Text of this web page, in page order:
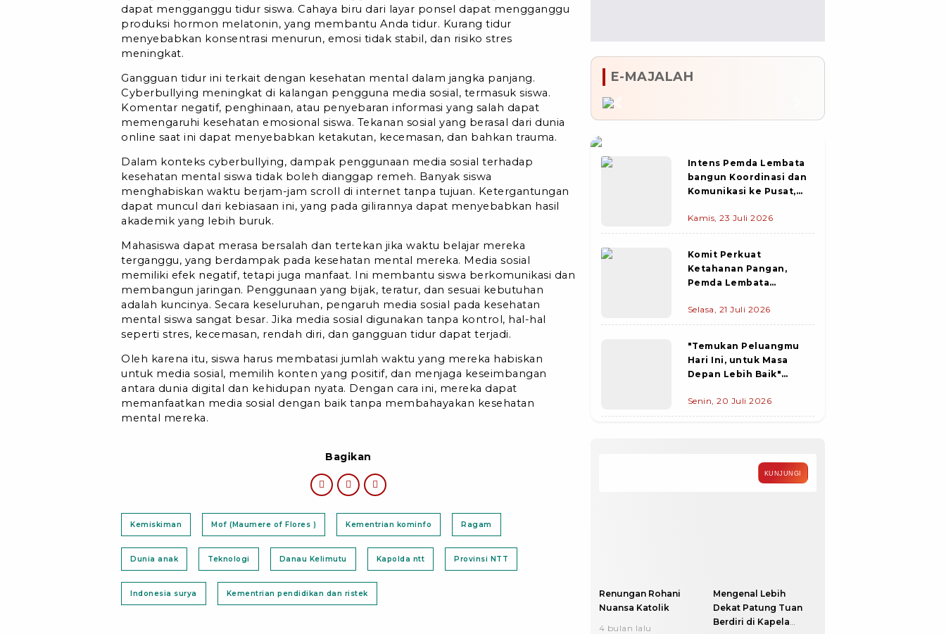
dapat mengganggu tidur siswa. Cahaya biru dari layar ponsel dapat mengganggu
produksi hormon melatonin, yang membantu Anda tidur. Kurang tidur
menyebabkan konsentrasi menurun, emosi tidak stabil, dan risiko stres
meningkat.
Gangguan tidur ini terkait dengan kesehatan mental dalam jangka panjang.
Cyberbullying meningkat di kalangan pengguna media sosial, termasuk siswa.
Komentar negatif, penghinaan, atau penyebaran informasi yang salah dapat
memengaruhi kesehatan emosional siswa. Tekanan sosial yang berasal dari dunia
online saat ini dapat menyebabkan ketakutan, kecemasan, dan bahkan trauma.
Dalam konteks cyberbullying, dampak penggunaan media sosial terhadap
kesehatan mental siswa tidak boleh dianggap remeh. Banyak siswa
menghabiskan waktu berjam-jam scroll di internet tanpa tujuan. Ketergantungan
dapat muncul dari kebiasaan ini, yang pada gilirannya dapat menyebabkan hasil
akademik yang lebih buruk.
Mahasiswa dapat merasa bersalah dan tertekan jika waktu belajar mereka
terganggu, yang berdampak pada kesehatan mental mereka. Media sosial
memiliki efek negatif, tetapi juga manfaat. Ini membantu siswa berkomunikasi dan
membangun jaringan. Penggunaan yang bijak, teratur, dan sesuai kebutuhan
adalah kuncinya. Secara keseluruhan, pengaruh media sosial pada kesehatan
mental siswa sangat besar. Jika media sosial digunakan tanpa kontrol, hal-hal
seperti stres, kecemasan, rendah diri, dan gangguan tidur dapat terjadi.
Oleh karena itu, siswa harus membatasi jumlah waktu yang mereka habiskan
untuk media sosial, memilih konten yang positif, dan menjaga keseimbangan
antara dunia digital dan kehidupan nyata. Dengan cara ini, mereka dapat
memanfaatkan media sosial dengan baik tanpa membahayakan kesehatan
mental mereka.
Bagikan
Kemiskiman Mof (Maumere of Flores ) Kementrian kominfo Ragam
Dunia anak Teknologi Danau Kelimutu Kapolda ntt Provinsi NTT
Indonesia surya Kementrian pendidikan dan ristek
E-MAJALAH
Intens Pemda Lembata
bangun Koordinasi dan
Komunikasi ke Pusat,
Konstruksi Pelabuhan
Waijarang Tiba di
Kamis, 23 Juli 2026
Komit Perkuat
Ketahanan Pangan,
Pemda Lembata
dan Minyak Goreng ke
Desa
Selasa, 21 Juli 2026
"Temukan Peluangmu
Hari Ini, untuk Masa
Depan Lebih Baik"
Disnakertrans Provinsi
NTT Gelar Job Fair 2026
Senin, 20 Juli 2026
KUNJUNGI
Renungan Rohani
Nuansa Katolik
4 bulan lalu
Mengenal Lebih
Dekat Patung Tuan
Berdiri di Kapela